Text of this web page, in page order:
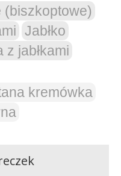
(biszkoptowe)
Jabłko
z jabłkami
kremówka